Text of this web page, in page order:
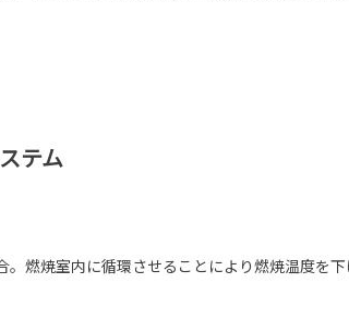
テム
燃焼室内に循環させることにより燃焼温度を